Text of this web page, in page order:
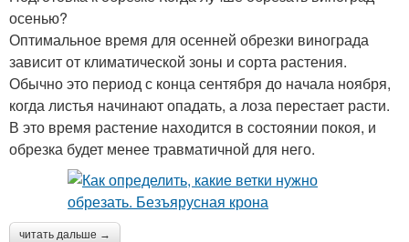
осенью?
Оптимальное время для осенней обрезки винограда
зависит от климатической зоны и сорта растения.
Обычно это период с конца сентября до начала ноября,
когда листья начинают опадать, а лоза перестает расти.
В это время растение находится в состоянии покоя, и
обрезка будет менее травматичной для него.
читать дальше →